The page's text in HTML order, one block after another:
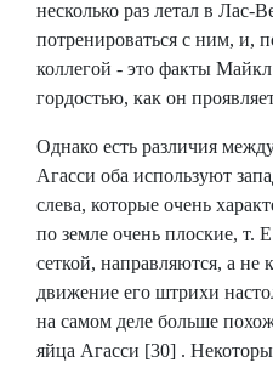
несколько раз летал в Лас-
потренироваться с ним, и,
коллегой - это факты
гордостью, как он
Однако есть различия
Агасси оба используют
слева, которые очень
по земле очень плоские, т.
сеткой, направляются, а не
движение его штрихи
на самом деле больше
яйца Агасси [30] .